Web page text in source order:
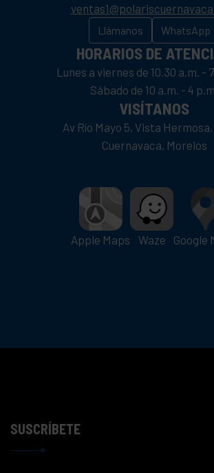
Llámanos WhatsApp
HORARIOS DE
Lunes a viernes de 10.30 a.m. -
Sábado de 10 a.m. - 4 p.m.
VISÍTANOS
Av Río Mayo 5, Vista
Cuernavaca, Morelos
Apple Maps Waze Google
SUSCRÍBETE